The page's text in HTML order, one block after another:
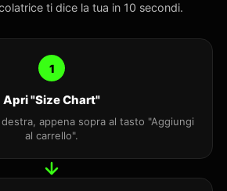
ti dice la tua in 10 secondi.
1
Apri "Size Chart"
appena sopra al tasto "Aggiungi
al carrello".